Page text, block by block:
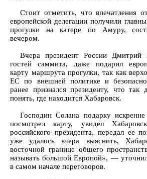
Стоит отметить, что впечатления
европейской делегации получили
прогулки на катере по Амуру,
вечером.
Вчера президент России Дмитрий
гостей саммита, даже подарил
карту маршрута прогулки, так как
ЕС по внешней политике и
ранее признался президенту, что
понять, где находится Хабаровск.
Господин Солана подарку искренне
посмотрел карту, увидел
российского президента, передал ее
уже удалось вчера выяснить,
восточной границе общего
называть большой Европой», —
в самом начале переговоров.